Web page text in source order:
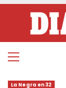
contenido
Menú
La Negra en 32